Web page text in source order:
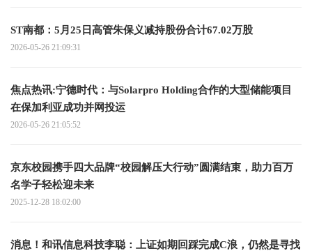
ST南都：5月25日高管朱保义减持股份合计67.02万股
2026-05-26 21:09:31
焦点热讯:宁德时代：与Solarpro Holding合作的大型储能项目
在保加利亚成功并网投运
2026-05-26 21:05:52
京东校园携手四大品牌“校园解压大行动”圆满结束，助力百万
名学子轻松迎未来
2025-12-28 18:02:00
消息！和讯信息科技李聪：上证如期回踩完成C浪，仍然是寻找